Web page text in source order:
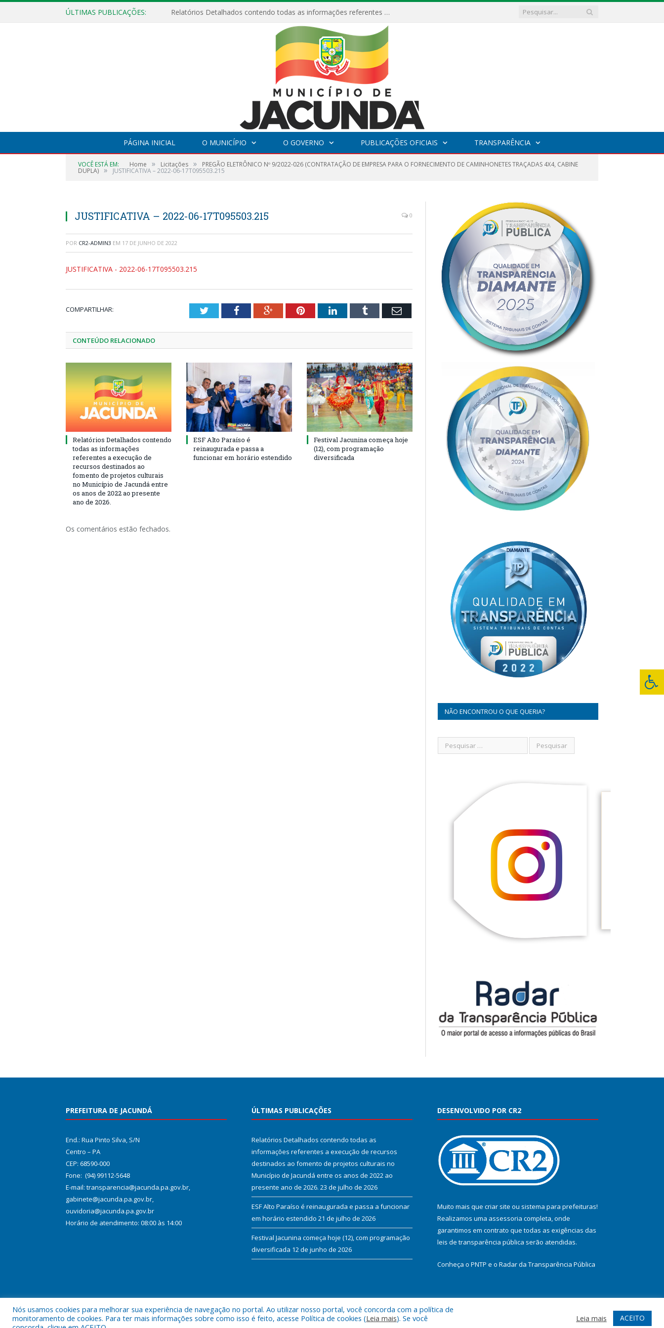
ÚLTIMAS PUBLICAÇÕES: Relatórios Detalhados contendo todas as informações referentes a execução de recursos destinados ao fomento de projetos culturais no Município de Jacundá entre os anos de 2022 ao presente ano de 2026.
PÁGINA INICIAL O MUNICÍPIO O GOVERNO PUBLICAÇÕES OFICIAIS TRANSPARÊNCIA
VOCÊ ESTÁ EM: Home » Licitações » PREGÃO ELETRÔNICO Nº 9/2022-026 (CONTRATAÇÃO DE EMPRESA PARA O FORNECIMENTO DE CAMINHONETES TRAÇADAS 4X4, CABINE
DUPLA) » JUSTIFICATIVA – 2022-06-17T095503.215
JUSTIFICATIVA – 2022-06-17T095503.215 0
POR CR2-ADMIN3 EM 17 DE JUNHO DE 2022
JUSTIFICATIVA - 2022-06-17T095503.215
COMPARTILHAR: TwitterFacebookGoogle+PinterestLinkedInTumblr Email
CONTEÚDO RELACIONADO
Relatórios Detalhados contendo
todas as informações
referentes a execução de
recursos destinados ao
fomento de projetos culturais
no Município de Jacundá entre
os anos de 2022 ao presente
ano de 2026.
ESF Alto Paraíso é
reinaugurada e passa a
funcionar em horário estendido
Festival Jacunina começa hoje
(12), com programação
diversificada
Os comentários estão fechados.
NÃO ENCONTROU O QUE QUERIA?
PREFEITURA DE JACUNDÁ
End.: Rua Pinto Silva, S/N
Centro – PA
CEP: 68590-000
Fone: (94) 99112-5648
E-mail: transparencia@jacunda.pa.gov.br,
gabinete@jacunda.pa.gov.br,
ouvidoria@jacunda.pa.gov.br
Horário de atendimento: 08:00 às 14:00
ÚLTIMAS PUBLICAÇÕES
Relatórios Detalhados contendo todas as
informações referentes a execução de recursos
destinados ao fomento de projetos culturais no
Município de Jacundá entre os anos de 2022 ao
presente ano de 2026. 23 de julho de 2026
ESF Alto Paraíso é reinaugurada e passa a funcionar
em horário estendido 21 de julho de 2026
Festival Jacunina começa hoje (12), com programação
diversificada 12 de junho de 2026
DESENVOLVIDO POR CR2
Muito mais que criar site ou sistema para prefeituras!
Realizamos uma assessoria completa, onde
garantimos em contrato que todas as exigências das
leis de transparência pública serão atendidas.
Conheça o PNTP e o Radar da Transparência Pública
Todos os direitos reservados a Prefeitura Municipal de Jacundá. Mapa do Site Acessar Webmail
Nós usamos cookies para melhorar sua experiência de navegação no portal. Ao utilizar nosso portal, você concorda com a política de
monitoramento de cookies. Para ter mais informações sobre como isso é feito, acesse Política de cookies (Leia mais). Se você
Leia mais ACEITO